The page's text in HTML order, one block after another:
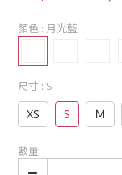
顏色 : 月光藍
尺寸 : S
XS S Ｍ
數量